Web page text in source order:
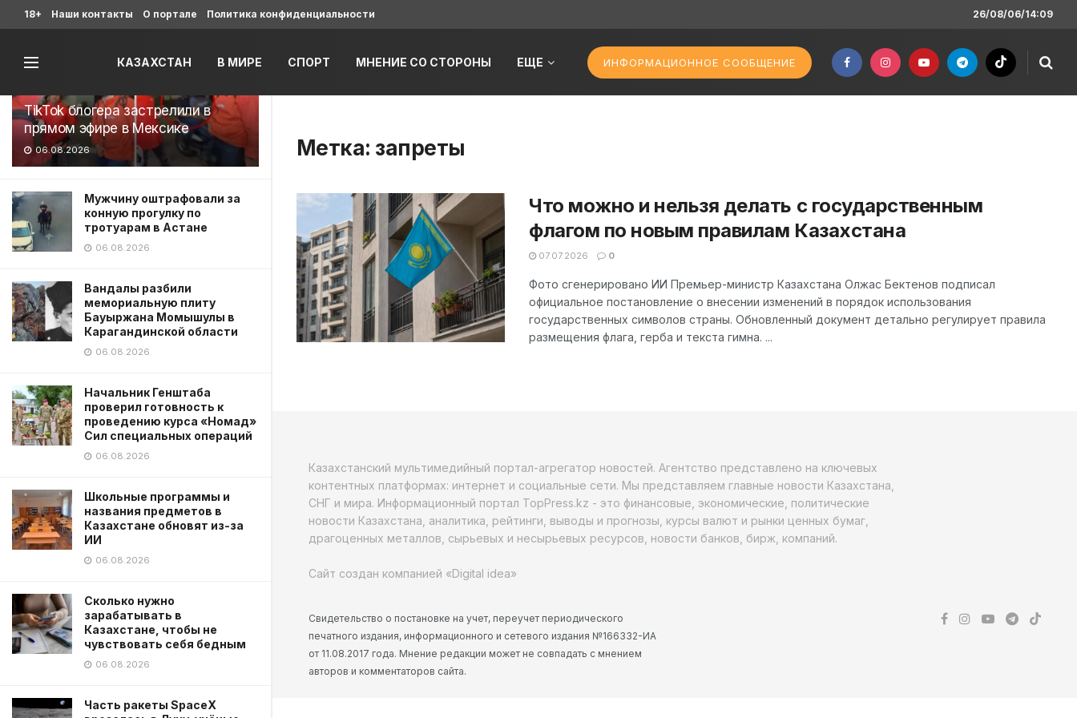
Последние
TikTok блогера застрелили в
прямом эфире в Мексике
06.08.2026
Мужчину оштрафовали за
конную прогулку по
тротуарам в Астане
06.08.2026
Вандалы разбили
мемориальную плиту
Бауыржана Момышулы в
Карагандинской области
06.08.2026
Начальник Генштаба
проверил готовность к
проведению курса «Номад»
Сил специальных операций
06.08.2026
Школьные программы и
названия предметов в
Казахстане обновят из-за
ИИ
06.08.2026
Сколько нужно
зарабатывать в
Казахстане, чтобы не
чувствовать себя бедным
06.08.2026
Часть ракеты SpaceX
18+ Наши контакты О портале Политика конфиденциальности 26/08/06/14:09
КАЗАХСТАН В МИРЕ СПОРТ МНЕНИЕ СО СТОРОНЫ ЕЩЕ ИНФОРМАЦИОННОЕ СООБЩЕНИЕ
Метка: запреты
Что можно и нельзя делать с государственным
флагом по новым правилам Казахстана
07.07.2026 0
Фото сгенерировано ИИ Премьер-министр Казахстана Олжас Бектенов подписал
официальное постановление о внесении изменений в порядок использования
государственных символов страны. Обновленный документ детально регулирует правила
размещения флага, герба и текста гимна. ...
Казахстанский мультимедийный портал-агрегатор новостей. Агентство представлено на ключевых
контентных платформах: интернет и социальные сети. Мы представляем главные новости Казахстана,
СНГ и мира. Информационный портал TopPress.kz - это финансовые, экономические, политические
новости Казахстана, аналитика, рейтинги, выводы и прогнозы, курсы валют и рынки ценных бумаг,
драгоценных металлов, сырьевых и несырьевых ресурсов, новости банков, бирж, компаний.
Сайт создан компанией «Digital idea»
Свидетельство о постановке на учет, переучет периодического
печатного издания, информационного и сетевого издания №166332-ИА
от 11.08.2017 года. Мнение редакции может не совпадать с мнением
авторов и комментаторов сайта.